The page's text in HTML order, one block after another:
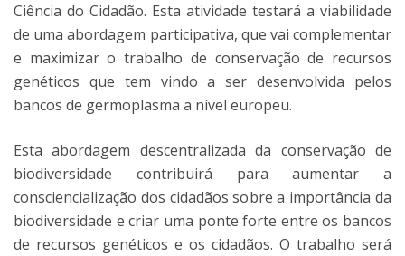
Ciência do Cidadão. Esta atividade testará a viabilidade
de uma abordagem participativa, que vai complementar
e maximizar o trabalho de conservação de recursos
genéticos que tem vindo a ser desenvolvida pelos
bancos de germoplasma a nível europeu.
Esta abordagem descentralizada da conservação de
biodiversidade contribuirá para aumentar a
consciencialização dos cidadãos sobre a importância da
biodiversidade e criar uma ponte forte entre os bancos
de recursos genéticos e os cidadãos. O trabalho será